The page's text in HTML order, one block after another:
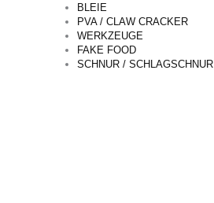
BLEIE
PVA / CLAW CRACKER
WERKZEUGE
FAKE FOOD
SCHNUR / SCHLAGSCHNUR